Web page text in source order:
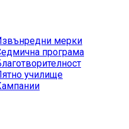
мерки
програма
училище